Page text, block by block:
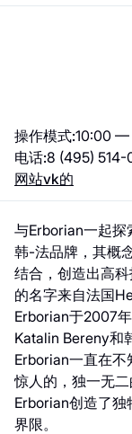
操作模式:10:00 —
电话:8 (495) 514-
网站vk的
与Erborian一起探
韩-法品牌，其概
结合，创造出高
的名字来自法国
Erborian于2007
Katalin Bereny和
Erborian一直在不
惊人的，独一无二
Erborian创造了
界限。